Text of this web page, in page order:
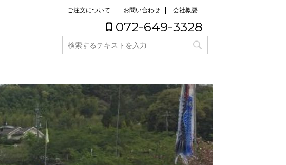
ご注文について お問い合わせ 会社概要
072-649-3328